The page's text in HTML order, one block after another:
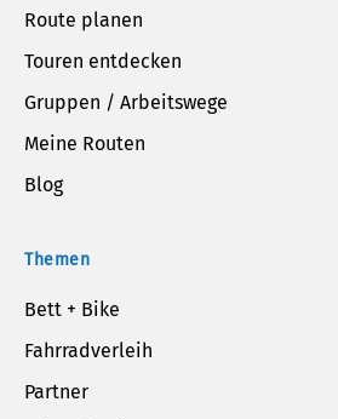
Route planen
Touren entdecken
Gruppen / Arbeitswege
Meine Routen
Blog
Themen
Bett + Bike
Fahrradverleih
Partner